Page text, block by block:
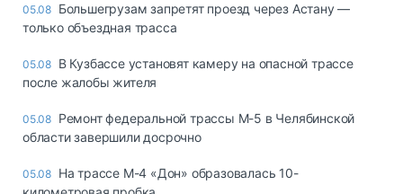
05.08 Большегрузам запретят проезд через Астану —
только объездная трасса
05.08 В Кузбассе установят камеру на опасной трассе
после жалобы жителя
05.08 Ремонт федеральной трассы М-5 в Челябинской
области завершили досрочно
05.08 На трассе М-4 «Дон» образовалась 10-